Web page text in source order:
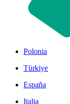
Polonia
Türkiye
España
Italia